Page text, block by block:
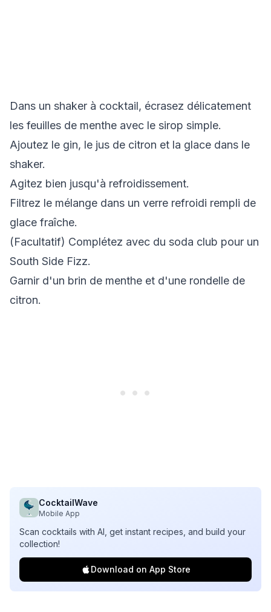
Dans un shaker à cocktail, écrasez délicatement
les feuilles de menthe avec le sirop simple.
Ajoutez le gin, le jus de citron et la glace dans le
shaker.
Agitez bien jusqu'à refroidissement.
Filtrez le mélange dans un verre refroidi rempli de
glace fraîche.
(Facultatif) Complétez avec du soda club pour un
South Side Fizz.
Garnir d'un brin de menthe et d'une rondelle de
citron.
CocktailWave
Mobile App
Scan cocktails with AI, get instant recipes, and build your
collection!
Download on App Store